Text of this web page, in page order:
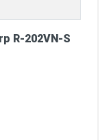
R-202VN-S